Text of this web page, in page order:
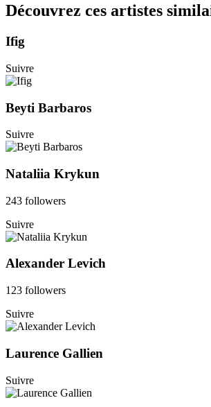
Découvrez ces artistes
Ifig
Suivre
Beyti Barbaros
Suivre
Nataliia Krykun
243 followers
Suivre
Alexander Levich
123 followers
Suivre
Laurence Gallien
Suivre